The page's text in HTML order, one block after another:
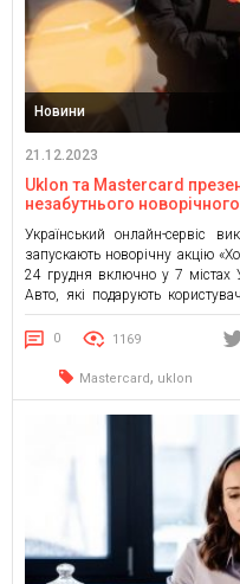
Новини
21.12.2023
Uklon та Mastercard
незабутнього
Український онлайн-сервіс
запускають новорічну акцію
24 грудня включно у 7 містах
Авто, які подарують
того, щоб стати учасником
застосунок Uklon та здійснити
0 1169
Mastercard, uklon